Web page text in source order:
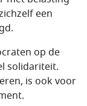
een
op de
solidariteit.
is ook voor